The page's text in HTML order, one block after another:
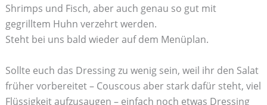
Shrimps und Fisch, aber auch genau so gut mit
gegrilltem Huhn verzehrt werden.
Steht bei uns bald wieder auf dem Menüplan.
Sollte euch das Dressing zu wenig sein, weil ihr den Salat
früher vorbereitet – Couscous aber stark dafür steht, viel
Flüssigkeit aufzusaugen – einfach noch etwas Dressing